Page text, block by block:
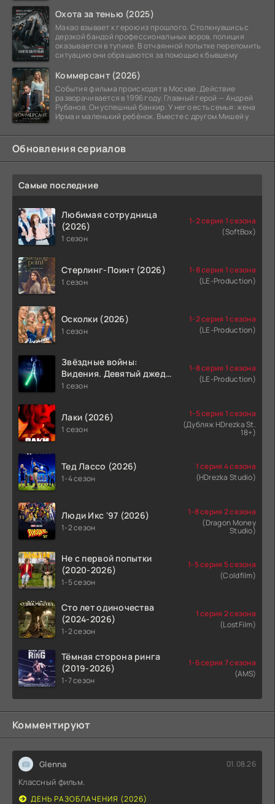
Охота за тенью (2025)
Макао взывает к герою из прошлого. Столкнувшись с
дерзкой бандой профессиональных воров, полиция
оказывается в тупике. В отчаянной попытке переломить
ситуацию они обращаются за помощью к бывшему
Коммерсант (2026)
События фильма происходят в Москве. Действие
разворачивается в 1996 году. Главный герой — Андрей
Рубанов. Он успешный банкир. У него есть семья: жена
Ирма и маленький ребёнок. Вместе с другом Мишей у
Обновления сериалов
Самые последние
Любимая сотрудница
(2026)
1 сезон
1-2 серия 1 сезона
(SoftBox)
Стерлинг-Поинт (2026)
1 сезон
1-8 серия 1 сезона
(LE-Production)
Осколки (2026)
1 сезон
1-2 серия 1 сезона
(LE-Production)
Звёздные войны:
Видения. Девятый джедай
(2026)
1 сезон
1-8 серия 1 сезона
(LE-Production)
Лаки (2026)
1 сезон
1-5 серия 1 сезона
(Дубляж HDrezka St.
18+)
Тед Лассо (2026)
1-4 сезон
1 серия 4 сезона
(HDrezka Studio)
Люди Икс '97 (2026)
1-2 сезон
1-8 серия 2 сезона
(Dragon Money
Studio)
Не с первой попытки
(2020-2026)
1-5 сезон
1-5 серия 5 сезона
(Coldfilm)
Сто лет одиночества
(2024-2026)
1-2 сезон
1 серия 2 сезона
(LostFilm)
Тёмная сторона ринга
(2019-2026)
1-7 сезон
1-6 серия 7 сезона
(AMS)
Комментируют
Glenna 01.08.26
Классный фильм.
ДЕНЬ РАЗОБЛАЧЕНИЯ (2026)